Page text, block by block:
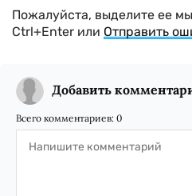
Пожалуйста, выделите ее
Ctrl+Enter или Отправить
Добавить
Всего комментариев: 0